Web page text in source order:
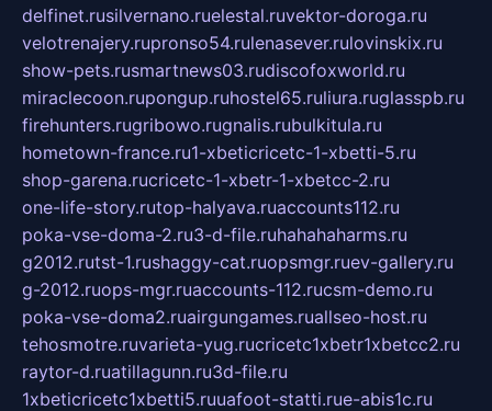
delfinet.rusilvernano.ruelestal.ruvektor-doroga.ru
velotrenajery.rupronso54.rulenasever.rulovinskix.ru
show-pets.rusmartnews03.rudiscofoxworld.ru
miraclecoon.rupongup.ruhostel65.ruliura.ruglasspb.ru
firehunters.rugribowo.rugnalis.rubulkitula.ru
hometown-france.ru1-xbeticricetc-1-xbetti-5.ru
shop-garena.rucricetc-1-xbetr-1-xbetcc-2.ru
one-life-story.rutop-halyava.ruaccounts112.ru
poka-vse-doma-2.ru3-d-file.ruhahahaharms.ru
g2012.rutst-1.rushaggy-cat.ruopsmgr.ruev-gallery.ru
g-2012.ruops-mgr.ruaccounts-112.rucsm-demo.ru
poka-vse-doma2.ruairgungames.ruallseo-host.ru
tehosmotre.ruvarieta-yug.rucricetc1xbetr1xbetcc2.ru
raytor-d.ruatillagunn.ru3d-file.ru
1xbeticricetc1xbetti5.ruuafoot-statti.rue-abis1c.ru